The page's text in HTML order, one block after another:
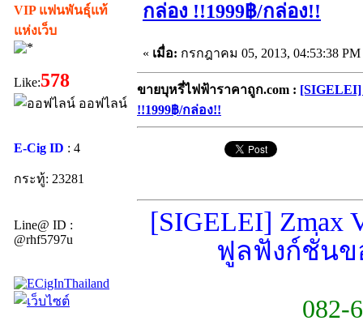
VIP แฟนพันธุ์แท้
แห่งเว็บ
Like:578
ออฟไลน์
E-Cig ID : 4
กระทู้: 23281
Line@ ID :
@rhf5797u
กล่อง !!1999฿/กล่อง!!
« เมื่อ: กรกฎาคม 05, 2013, 04:53:38 PM
ขายบุหรี่ไฟฟ้าราคาถูก.com :
!!1999฿/กล่อง!!
[SIGELEI] Zmax
ฟูลฟังก์ชั่นข
082-